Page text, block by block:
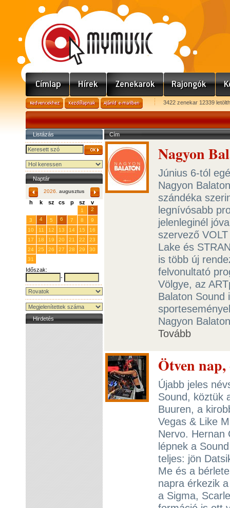
3422 zenekar 12339
Listázás
Naptár
2026. augusztus
h k sz cs p sz v
1
2
3
4 5 6 7 8
9
10
11 12 13 14 15
16
17
18 19 20 21 22
23
24
25 26 27 28 29
30
31
Időszak:
-
Hirdetés
Cím
Nagyon
Június 6-tól
Nagyon
szándéka
legnívósabb
jelenleginél
szervező
Lake és
is több új
felvonultató
Völgye, az
Balaton Sound
Nagyon
Tovább
Ötven
Újabb jeles
Sound, köztük
Buuren, a
Vegas & Like
Nervo. Hernan
lépnek a
teljes: jön
Me és a
napra érkezik
a Sigma,